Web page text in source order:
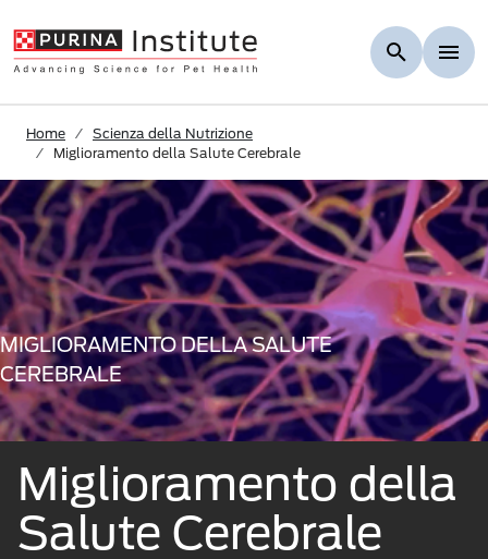
Home
Scienza della Nutrizione
Miglioramento della Salute Cerebrale
MIGLIORAMENTO DELLA SALUTE
CEREBRALE
Miglioramento della
Salute Cerebrale